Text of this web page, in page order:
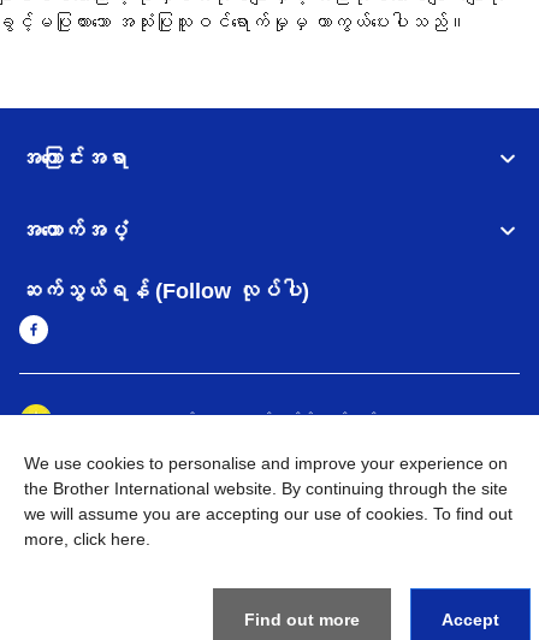
င့်မပြုထားသော အသုံးပြုသူဝင်ရောက်မှုမှ ကာကွယ်ပေးပါသည်။
အကြောင်းအရာ
အထောက်အပံ့
ဆက်သွယ်ရန် (Follow လုပ်ပါ)
Myanmar Brother ၏ ကမ္ဘာတစ်ဝန်းရှိ ကွန်ယက်များ
အချက်အလက်မူဝါဒ အသုံးပြုမူဝါဒ
သုံးစွဲရန် ဝက်ဆိုဒ်အညွှန်း
Brother Global ဝက်ဆိုဒ်သို့သွားရန်
©2026BROTHER INTERNATIONAL SINGAPORE PTE. LTD. All
We use cookies to personalise and improve your experience on
the Brother International website. By continuing through the site
we will assume you are accepting our use of cookies. To find out
more, click here
Find out more Accept